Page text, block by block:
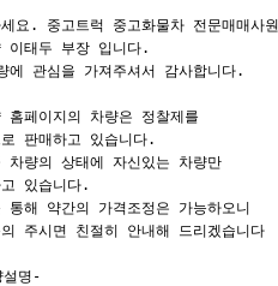
세요. 중고트럭 중고화물차 전문매매사원
이태두 부장 입니다.
에 관심을 가져주셔서 감사합니다.
홈페이지의 차량은 정찰제를
로 판매하고 있습니다.
차량의 상태에 자신있는 차량만
고 있습니다.
통해 약간의 가격조정은 가능하오니
의 주시면 친절히 안내해 드리겠습니다
명-